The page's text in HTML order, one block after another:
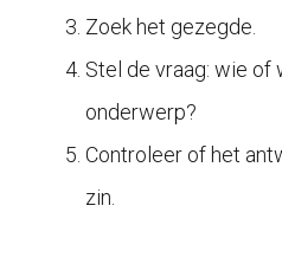
Zoek het gezegde.
Stel de vraag: wie of
onderwerp?
Controleer of het
zin.